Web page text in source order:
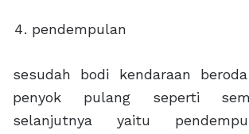
pendempulan
sesudah bodi kendaraan
penyok pulang seperti
selanjutnya yaitu